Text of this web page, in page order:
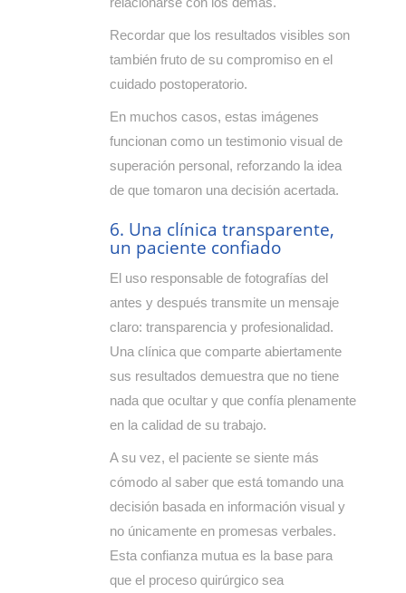
Recordar que los resultados visibles son
también fruto de su compromiso en el
cuidado postoperatorio.
En muchos casos, estas imágenes
funcionan como un testimonio visual de
superación personal, reforzando la idea
de que tomaron una decisión acertada.
6. Una clínica transparente,
un paciente confiado
El uso responsable de fotografías del
antes y después transmite un mensaje
claro: transparencia y profesionalidad.
Una clínica que comparte abiertamente
sus resultados demuestra que no tiene
nada que ocultar y que confía plenamente
en la calidad de su trabajo.
A su vez, el paciente se siente más
cómodo al saber que está tomando una
decisión basada en información visual y
no únicamente en promesas verbales.
Esta confianza mutua es la base para
que el proceso quirúrgico sea